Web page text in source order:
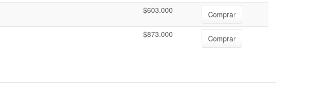
$603.000
Comprar
$873.000 Comprar